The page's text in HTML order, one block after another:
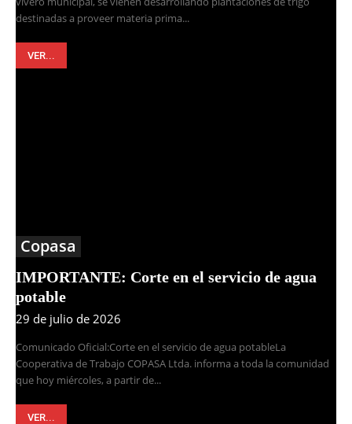
destinadas a proveer materia prima...
VER...
Copasa
IMPORTANTE: Corte en el servicio de agua
potable
29 de julio de 2026
Comunicado Oficial:Corte en el servicio de agua potableLa
Cooperativa de Trabajo COPASA Ltda. informa a toda la comunidad
que hoy miércoles, a partir de...
VER...